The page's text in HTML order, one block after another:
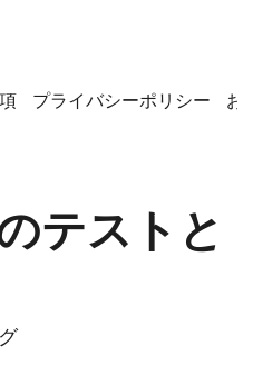
プライバシーポリシー お
テストと